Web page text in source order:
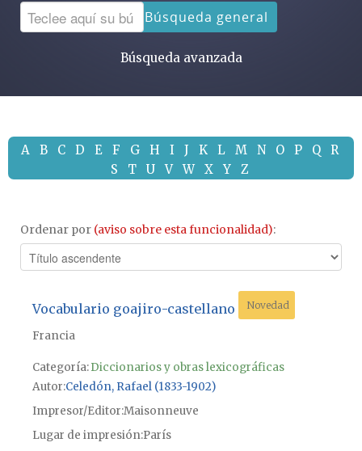
Búsqueda general
Búsqueda avanzada
A B C D E F G H I J K L M N O P Q
R
S
T U V W X Y Z
Ordenar por (aviso sobre esta funcionalidad):
Vocabulario goajiro-castellano Novedad
Francia
Categoría:Diccionarios y obras lexicográficas
Autor Celedón, Rafael (1833-1902)
Impresor/Editor Maisonneuve
Lugar de impresiónParís